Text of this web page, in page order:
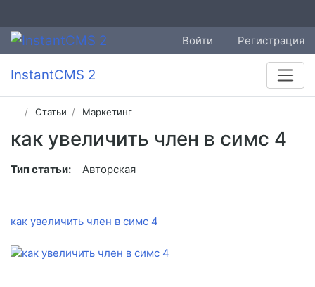
Войти Регистрация
InstantCMS 2
Статьи Маркетинг
как увеличить член в симс 4
Тип статьи: Авторская
как увеличить член в симс 4